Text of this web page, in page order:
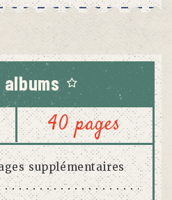
albums
40 pages
supplémentaires